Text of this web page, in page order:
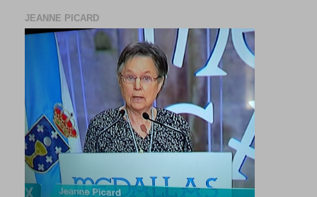
JEANNE PICARD